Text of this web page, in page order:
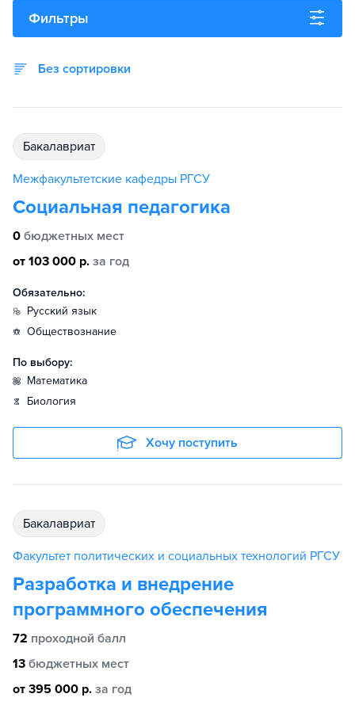
Фильтры
Без сортировки
бакалавриат
Межфакультетские кафедры РГСУ
Социальная педагогика
0 бюджетных мест
от 103 000 р. за год
Обязательно:
русский язык
обществознание
По выбору:
математика
биология
Хочу поступить
бакалавриат
Факультет политических и социальных технологий РГСУ
Разработка и внедрение
программного обеспечения
72 проходной балл
13 бюджетных мест
от 395 000 р. за год